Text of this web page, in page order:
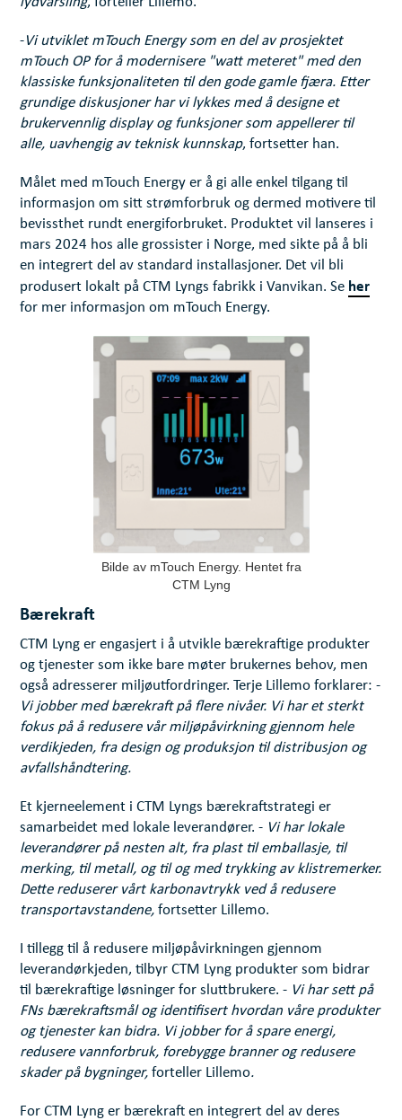
-Vi utviklet mTouch Energy som en del av prosjektet
mTouch OP for å modernisere "watt meteret" med den
klassiske funksjonaliteten til den gode gamle fjæra. Etter
grundige diskusjoner har vi lykkes med å designe et
brukervennlig display og funksjoner som appellerer til
alle, uavhengig av teknisk kunnskap, fortsetter han.
Målet med mTouch Energy er å gi alle enkel tilgang til
informasjon om sitt strømforbruk og dermed motivere til
bevissthet rundt energiforbruket. Produktet vil lanseres i
mars 2024 hos alle grossister i Norge, med sikte på å bli
en integrert del av standard installasjoner. Det vil bli
produsert lokalt på CTM Lyngs fabrikk i Vanvikan. Se her
for mer informasjon om mTouch Energy.
Bilde av mTouch Energy. Hentet fra
CTM Lyng
Bærekraft
CTM Lyng er engasjert i å utvikle bærekraftige produkter
og tjenester som ikke bare møter brukernes behov, men
også adresserer miljøutfordringer. Terje Lillemo forklarer: -
Vi jobber med bærekraft på flere nivåer. Vi har et sterkt
fokus på å redusere vår miljøpåvirkning gjennom hele
verdikjeden, fra design og produksjon til distribusjon og
avfallshåndtering.
Et kjerneelement i CTM Lyngs bærekraftstrategi er
samarbeidet med lokale leverandører. - Vi har lokale
leverandører på nesten alt, fra plast til emballasje, til
merking, til metall, og til og med trykking av klistremerker.
Dette reduserer vårt karbonavtrykk ved å redusere
transportavstandene,fortsetter Lillemo.
I tillegg til å redusere miljøpåvirkningen gjennom
leverandørkjeden, tilbyr CTM Lyng produkter som bidrar
til bærekraftige løsninger for sluttbrukere. - Vi har sett på
FNs bærekraftsmål og identifisert hvordan våre produkter
og tjenester kan bidra. Vi jobber for å spare energi,
redusere vannforbruk, forebygge branner og redusere
skader på bygninger,forteller Lillemo.
For CTM Lyng er bærekraft en integrert del av deres